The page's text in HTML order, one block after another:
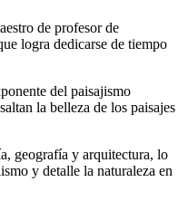
de profesor de
logra dedicarse de tiempo
del paisajismo
la belleza de los paisajes
geografía y arquitectura, lo
y detalle la naturaleza en